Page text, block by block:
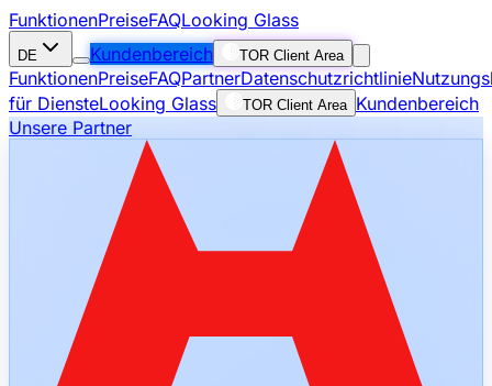
FunktionenPreiseFAQLooking Glass
DE Kundenbereich TOR Client Area
FunktionenPreiseFAQPartnerDatenschutzrichtlinie
für DiensteLooking Glass TOR Client Area Kundenbereich
Unsere Partner